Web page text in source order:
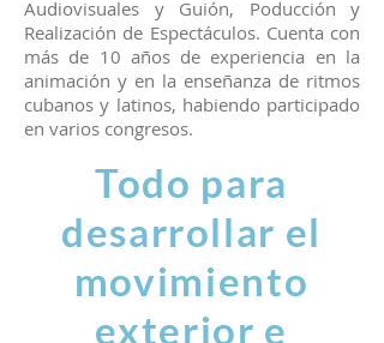
Audiovisuales y Guión, Poducción y
Realización de Espectáculos. Cuenta con
más de 10 años de experiencia en la
animación y en la enseñanza de ritmos
cubanos y latinos, habiendo participado
en varios congresos.
Todo para
desarrollar el
movimiento
exterior e